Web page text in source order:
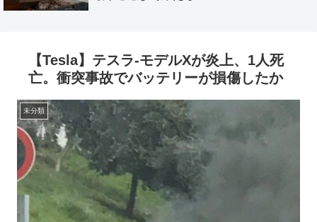
【Tesla】テスラ-モデルXが炎上、1人死
亡。衝突事故でバッテリーが損傷したか
未分類